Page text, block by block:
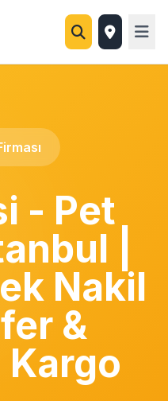
- Pet
|
Nakil
&
Kargo